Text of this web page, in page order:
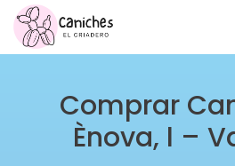
Comprar
Ènova, l –